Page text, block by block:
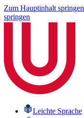
Zum Hauptinhalt springen
springen
Leichte Sprache